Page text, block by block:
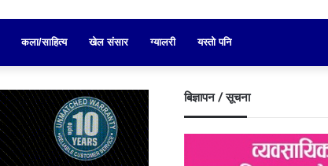
कला/साहित्य खेल संसार ग्यालरी यस्तो पनि
बिज्ञापन / सूचना